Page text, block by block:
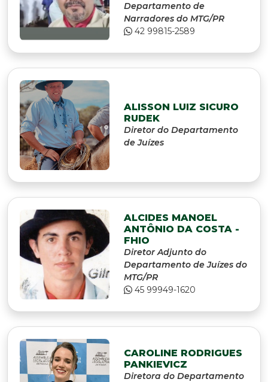
Departamento de
Narradores do MTG/PR
42 99815-2589
ALISSON LUIZ SICURO
RUDEK
Diretor do Departamento
de Juízes
ALCIDES MANOEL
ANTÔNIO DA COSTA -
FHIO
Diretor Adjunto do
Departamento de Juízes do
MTG/PR
45 99949-1620
CAROLINE RODRIGUES
PANKIEVICZ
Diretora do Departamento